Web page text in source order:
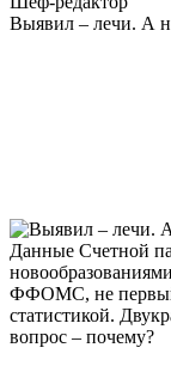
Выявил – лечи. А
Данные Счетной
ФФОМС, не
статистикой.
вопрос – почему?